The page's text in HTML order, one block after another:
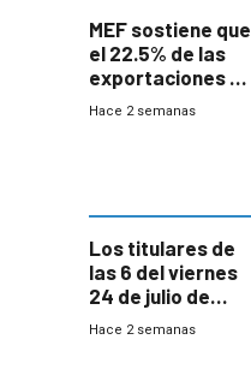
MEF sostiene que
el 22.5% de las
exportaciones a
EE.UU se verán
Hace 2 semanas
Los titulares de
las 6 del viernes
24 de julio de
2026
Hace 2 semanas